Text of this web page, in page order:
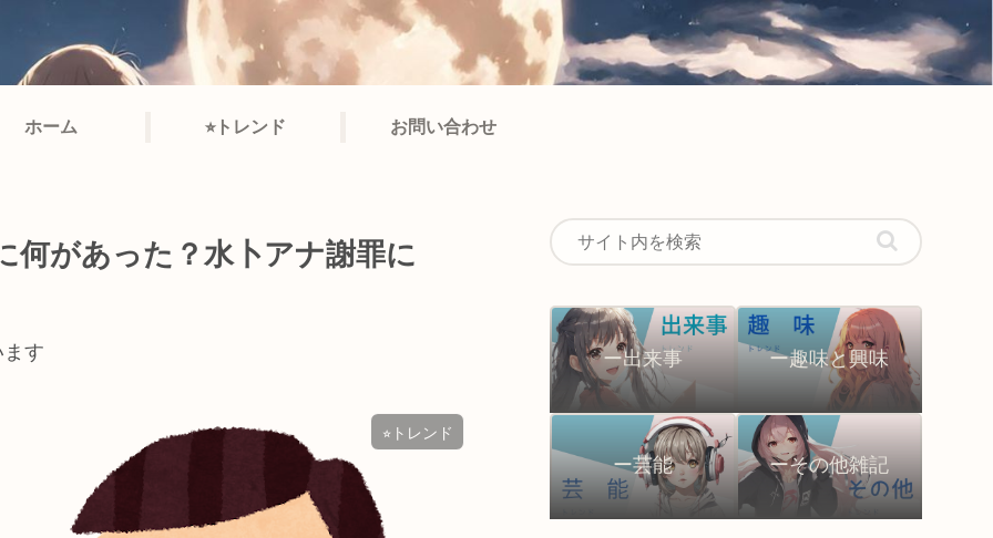
ホーム ⭐︎トレンド お問い合わせ
何があった？水卜アナ謝罪に
す
⭐︎トレンド
ー出来事 ー趣味と興味
ー芸能 ーその他雑記